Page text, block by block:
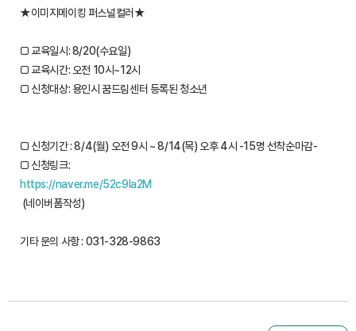
★이미지메이킹 퍼스널컬러★
□ 교육일시: 8/20(수요일)
□ 교육시간: 오전 10시~12시
□ 신청대상: 용인시 꿈드림센터 등록된 청소년
□ 신청기간 : 8/4(월) 오전 9시 ~ 8/14(목) 오후 4시 -15명 선착순마감-
□ 신청링크:
https://naver.me/52c9la2M
(네이버폼작성)
기타 문의 사항 : 031-328-9863